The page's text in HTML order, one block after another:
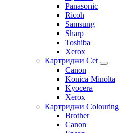
Panasonic
Ricoh
Samsung
Sharp
Toshiba
Xerox
Картриджи Cet
Canon
Konica Minolta
Kyocera
Xerox
Картриджи Colouring
Brother
Canon